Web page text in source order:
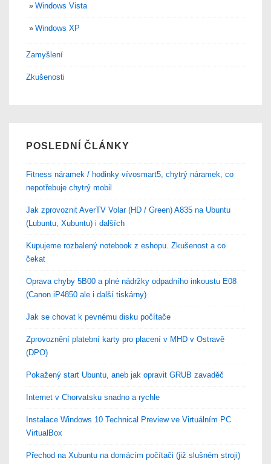
Windows Vista
Windows XP
Zamyšlení
Zkušenosti
POSLEDNÍ ČLÁNKY
Fitness náramek / hodinky vívosmart5, chytrý náramek, co
nepotřebuje chytrý mobil
Jak zprovoznit AverTV Volar (HD / Green) A835 na Ubuntu
(Lubuntu, Xubuntu) i dalších
Kupujeme rozbalený notebook z eshopu. Zkušenost a co
čekat
Oprava chyby 5B00 a plné nádržky odpadního inkoustu E08
(Canon iP4850 ale i další tiskárny)
Jak se chovat k pevnému disku počítače
Zprovoznění platební karty pro placení v MHD v Ostravě
(DPO)
Pokažený start Ubuntu, aneb jak opravit GRUB zavaděč
Internet v Chorvatsku snadno a rychle
Instalace Windows 10 Technical Preview ve Virtuálním PC
VirtualBox
Přechod na Xubuntu na domácím počítači (již slušném stroji)